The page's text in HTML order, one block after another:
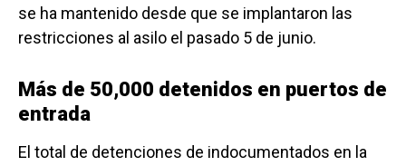
se ha mantenido desde que se implantaron las
restricciones al asilo el pasado 5 de junio.
Más de 50,000 detenidos en puertos de
entrada
El total de detenciones de indocumentados en la